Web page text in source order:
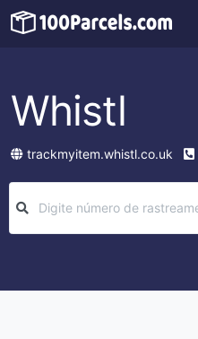
Whistl
trackmyitem.whistl.co.uk